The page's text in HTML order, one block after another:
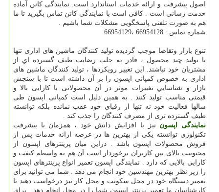
اصول پیشرفت و ارائه خدمات استاندارد است. نمایندگی کانن آماده
خدمت رسانی است . کافی است با نمایندگی کانن تماس بگیرید تا ما
هم به صورت تلفنی پاسخگویی مشکلات شما باشیم .
شماره تماس : 66954128 ،66954129
تنوع بازار وتقاضا موجب گرديده توليد كنندگان ماشین های اداری تنها
با توليد چند محصول ، قادر به جلب رضايت طيف گسترده اي از
مشتريان خود نباشند. اين تغيير رويكردها ، توليد كنندگان ماشین های
اداری به خصوص کمپانی اپسون را بر آن داشته است تا با سنجش
بازار و شناسايي تغييرات موثر در آن محصولاتی با کارایی بالا و
قیمتی مناسب تولید کنند . به همين دليل است کمپانی اپسون طی
سالها فعالیت خود نه تنها از رقبای خود عقب نمانده بلکه توانسته
طیف گسترده تری از مصرف کنندگان را جذب کند .
نمایندگی اپسون نیز با افزایش دانش خود ، همزمان با پیشرفت
تکنولوژی توانسته یکی از بهترین ها در عرصه ارائه خدمات پس از
فروش محصولات اپسون باشد . دراین میان پرینترهای اپسون از
محبوبیت بالای بین کاربران برخوردار است آن هم به واسطه کیفت و
کارایی بالایی که دارد . نمایندگی اپسون تعمیر انواع پرینترهای اپسون
را زیر نظر بهترین مهندسین خود انجام می دهد . شما می توانید برای
تعمیر دستگاه خود در محل سکونت و محل کار نیز درخواست دهید تا
کارشناسان ما تعمیر پرینتر اپسون شما را در محل انجام دهد . برای